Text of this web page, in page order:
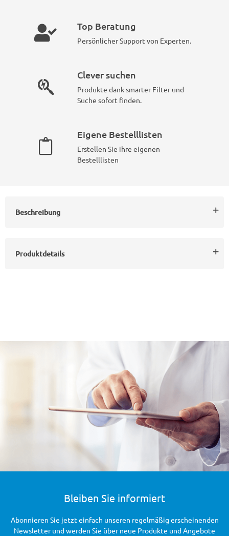
Top Beratung
Persönlicher Support von Experten.
Clever suchen
Produkte dank smarter Filter und
Suche sofort finden.
Eigene Bestelllisten
Erstellen Sie ihre eigenen
Bestelllisten
Beschreibung
Produktdetails
Bleiben Sie informiert
Abonnieren Sie jetzt einfach unseren regelmäßig erscheinenden
Newsletter und werden Sie über neue Produkte und Angebote